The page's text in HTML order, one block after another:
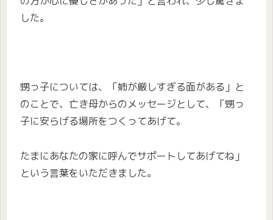
した。
甥っ子については、「姉が厳しすぎる面がある」と
のことで、亡き母からのメッセージとして、「甥っ
子に安らげる場所をつくってあげて。
たまにあなたの家に呼んでサポートしてあげてね」
という言葉をいただきました。